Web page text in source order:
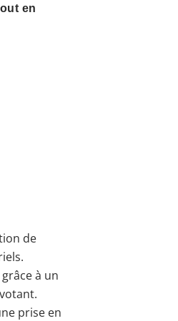
en
de
à un
prise en